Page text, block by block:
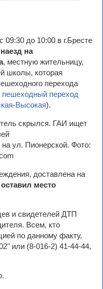
09:30 до 10:00 в г.Бресте
на
, местную жительницу,
школы, которая
перехода
переход
Высокая).
ул. Пионерской. Фото:
доставлена на
место
и свидетелей ДТП
Всем, кто
по данному факту,
или (8-016-2) 41-44-44,